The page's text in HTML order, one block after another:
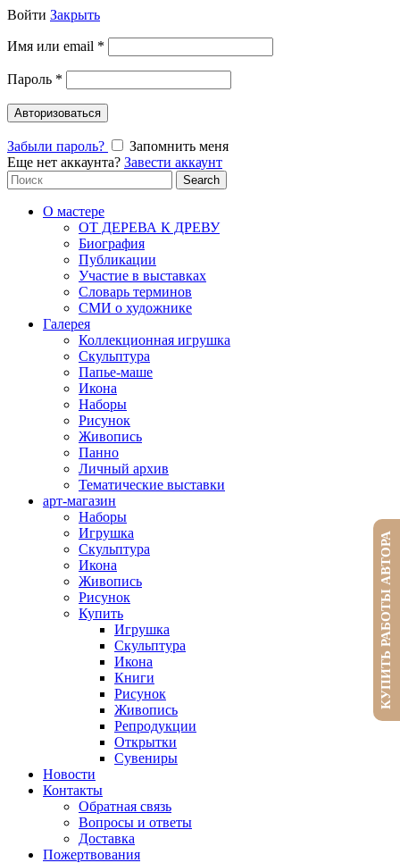
Войти Закрыть
Имя или email *
Пароль *
Авторизоваться
Забыли пароль?
Запомнить меня
Еще нет аккаунта? Завести аккаунт
Search
for:
Search
О мастере
ОТ ДЕРЕВА К ДРЕВУ
Биография
Публикации
Участие в выставках
Словарь терминов
СМИ о художнике
Галерея
Коллекционная игрушка
Скульптура
Папье-маше
Икона
Наборы
Рисунок
Живопись
Панно
Личный архив
Тематические выставки
арт-магазин
Наборы
Игрушка
Скульптура
Икона
Живопись
Рисунок
Купить
Игрушка
Скульптура
Икона
Книги
Рисунок
Живопись
Репродукции
Открытки
Сувениры
Новости
Контакты
Обратная связь
Вопросы и ответы
Доставка
Пожертвования
КУПИТЬ РАБОТЫ АВТОРА